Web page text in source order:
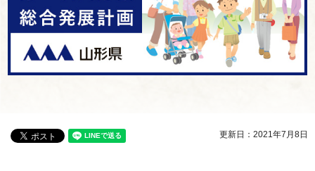
更新日：2021年7月8日